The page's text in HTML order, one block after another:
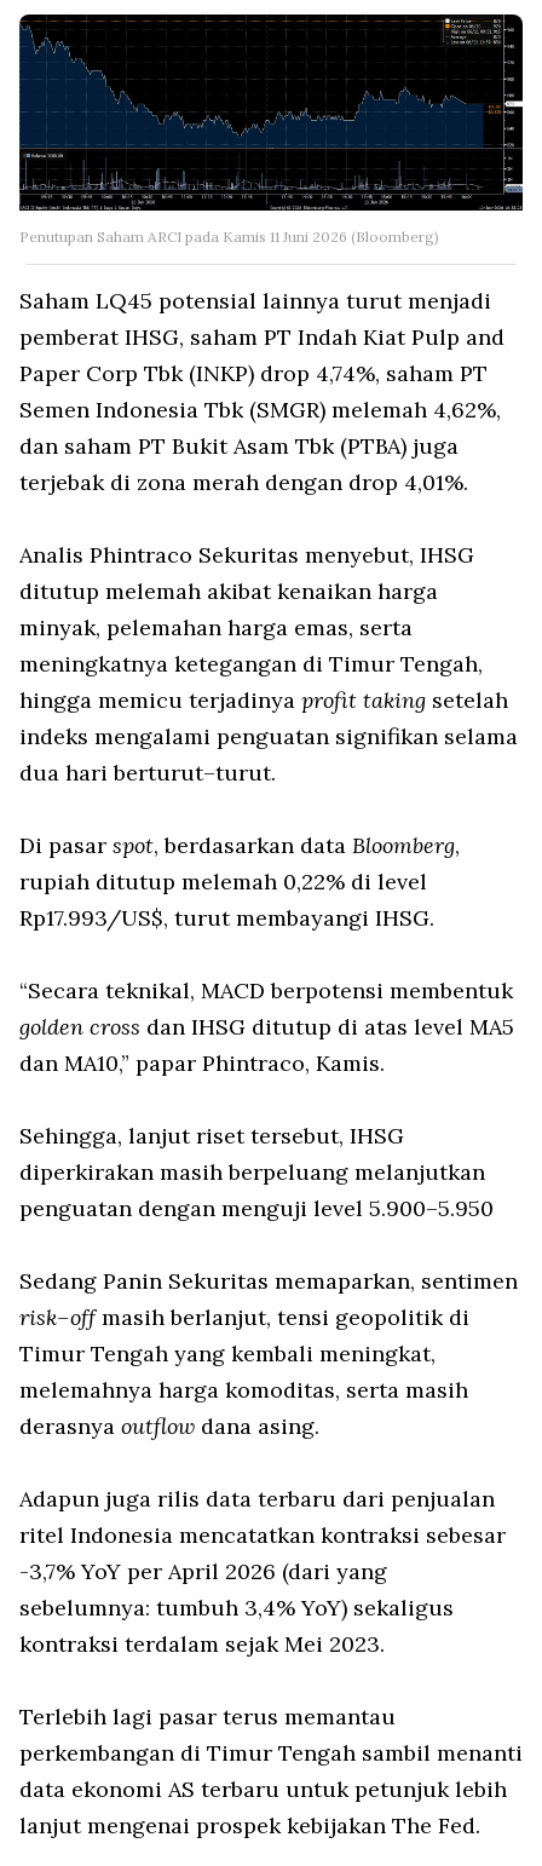
Penutupan Saham ARCI pada Kamis 11 Juni 2026 (Bloomberg)
Saham LQ45 potensial lainnya turut menjadi
pemberat IHSG, saham PT Indah Kiat Pulp and
Paper Corp Tbk (INKP) drop 4,74%, saham PT
Semen Indonesia Tbk (SMGR) melemah 4,62%,
dan saham PT Bukit Asam Tbk (PTBA) juga
terjebak di zona merah dengan drop 4,01%.
Analis Phintraco Sekuritas menyebut, IHSG
ditutup melemah akibat kenaikan harga
minyak, pelemahan harga emas, serta
meningkatnya ketegangan di Timur Tengah,
hingga memicu terjadinya profit taking setelah
indeks mengalami penguatan signifikan selama
dua hari berturut–turut.
Di pasar spot, berdasarkan data Bloomberg,
rupiah ditutup melemah 0,22% di level
Rp17.993/US$, turut membayangi IHSG.
“Secara teknikal, MACD berpotensi membentuk
golden cross dan IHSG ditutup di atas level MA5
dan MA10,” papar Phintraco, Kamis.
Sehingga, lanjut riset tersebut, IHSG
diperkirakan masih berpeluang melanjutkan
penguatan dengan menguji level 5.900–5.950
Sedang Panin Sekuritas memaparkan, sentimen
risk–offmasih berlanjut, tensi geopolitik di
Timur Tengah yang kembali meningkat,
melemahnya harga komoditas, serta masih
derasnya outflow dana asing.
Adapun juga rilis data terbaru dari penjualan
ritel Indonesia mencatatkan kontraksi sebesar
-3,7% YoY per April 2026 (dari yang
sebelumnya: tumbuh 3,4% YoY) sekaligus
kontraksi terdalam sejak Mei 2023.
Terlebih lagi pasar terus memantau
perkembangan di Timur Tengah sambil menanti
data ekonomi AS terbaru untuk petunjuk lebih
lanjut mengenai prospek kebijakan The Fed.